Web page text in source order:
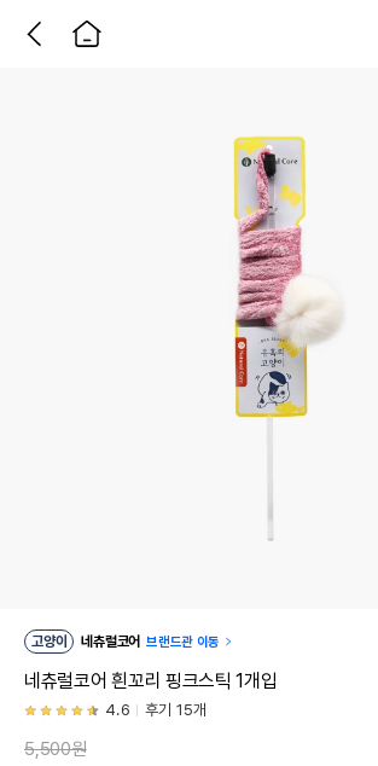
고양이 네츄럴코어 브랜드관 이동
네츄럴코어 흰꼬리 핑크스틱 1개입
4.6 후기 15개
5,500원